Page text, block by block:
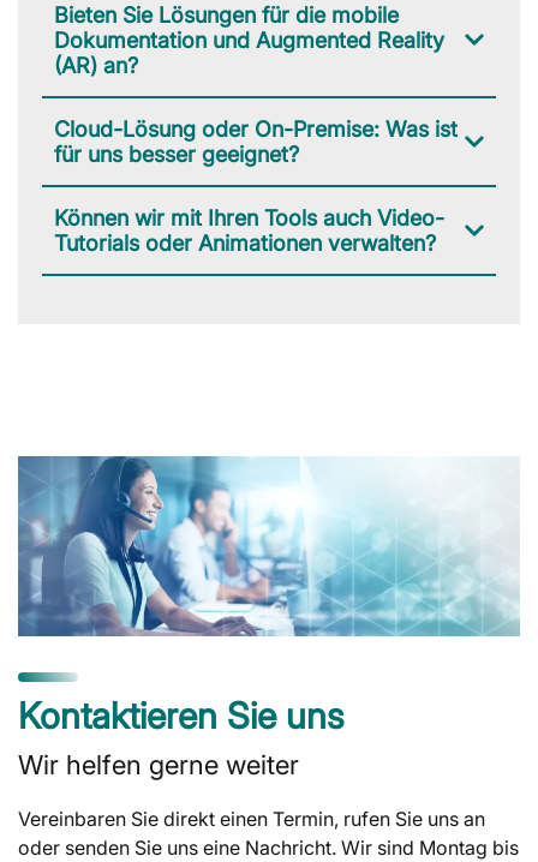
Bieten Sie Lösungen für die mobile
Dokumentation und Augmented Reality
(AR) an?
Cloud-Lösung oder On-Premise: Was ist
für uns besser geeignet?
Können wir mit Ihren Tools auch Video-
Tutorials oder Animationen verwalten?
Kontaktieren Sie uns
Wir helfen gerne weiter
Vereinbaren Sie direkt einen Termin, rufen Sie uns an
oder senden Sie uns eine Nachricht. Wir sind Montag bis